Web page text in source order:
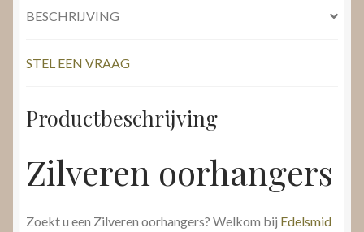
BESCHRIJVING
STEL EEN VRAAG
Productbeschrijving
Zilveren oorhangers
Zoekt u een Zilveren oorhangers? Welkom bij Edelsmid